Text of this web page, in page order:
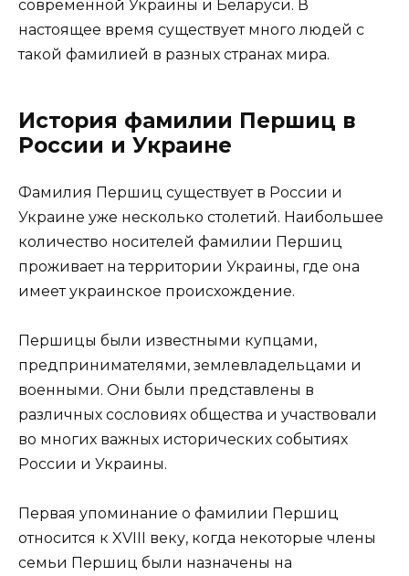
современной Украины и Беларуси. В
настоящее время существует много людей с
такой фамилией в разных странах мира.
История фамилии Першиц в
России и Украине
Фамилия Першиц существует в России и
Украине уже несколько столетий. Наибольшее
количество носителей фамилии Першиц
проживает на территории Украины, где она
имеет украинское происхождение.
Першицы были известными купцами,
предпринимателями, землевладельцами и
военными. Они были представлены в
различных сословиях общества и участвовали
во многих важных исторических событиях
России и Украины.
Первая упоминание о фамилии Першиц
относится к XVIII веку, когда некоторые члены
семьи Першиц были назначены на